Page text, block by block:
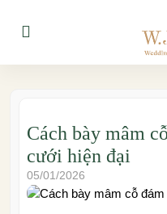
Cách bày mâm
cưới hiện đại
05/01/2026